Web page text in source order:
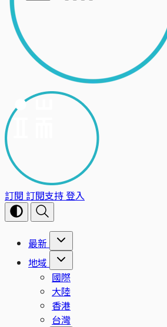
訂閱 訂閱支持登入
最新
地域
國際
大陸
香港
台灣